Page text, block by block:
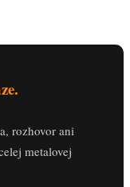
rozhovor ani
metalovej